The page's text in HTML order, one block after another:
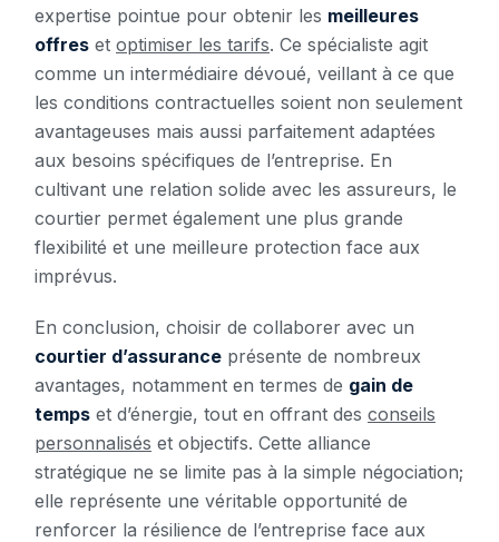
expertise pointue pour obtenir les meilleures
offres et optimiser les tarifs. Ce spécialiste agit
comme un intermédiaire dévoué, veillant à ce que
les conditions contractuelles soient non seulement
avantageuses mais aussi parfaitement adaptées
aux besoins spécifiques de l’entreprise. En
cultivant une relation solide avec les assureurs, le
courtier permet également une plus grande
flexibilité et une meilleure protection face aux
imprévus.
En conclusion, choisir de collaborer avec un
courtier d’assurance présente de nombreux
avantages, notamment en termes de gain de
temps et d’énergie, tout en offrant des conseils
personnalisés et objectifs. Cette alliance
stratégique ne se limite pas à la simple négociation;
elle représente une véritable opportunité de
renforcer la résilience de l’entreprise face aux